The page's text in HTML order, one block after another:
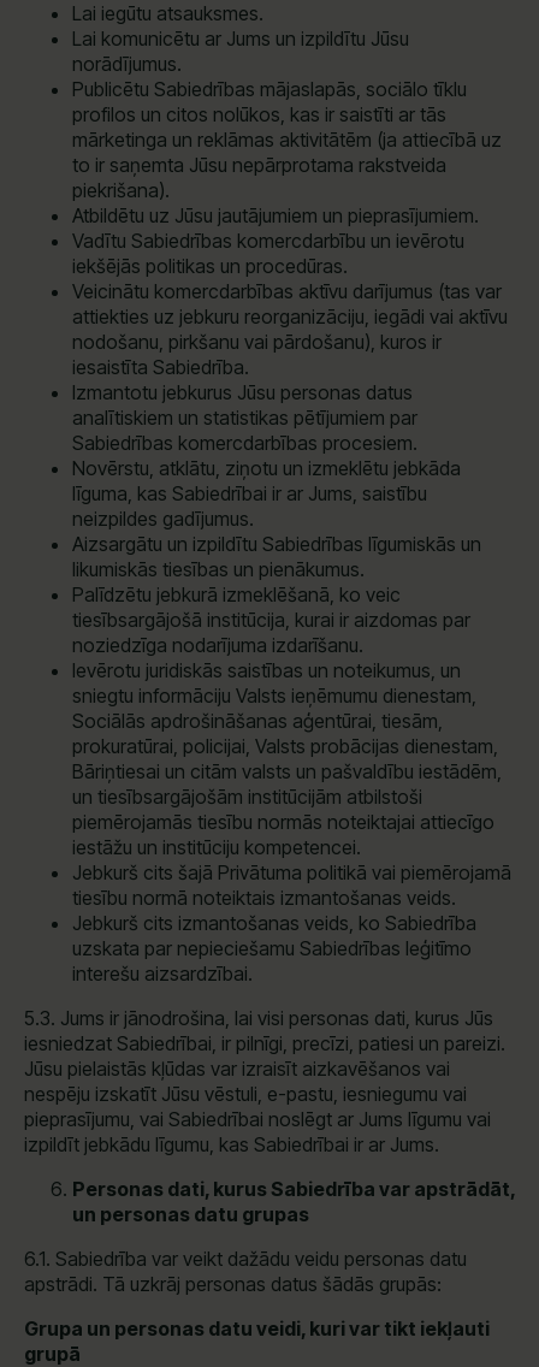
Lai iegūtu atsauksmes.
Lai komunicētu ar Jums un izpildītu Jūsu
norādījumus.
Publicētu Sabiedrības mājaslapās, sociālo tīklu
profilos un citos nolūkos, kas ir saistīti ar tās
mārketinga un reklāmas aktivitātēm (ja attiecībā uz
to ir saņemta Jūsu nepārprotama rakstveida
piekrišana).
Atbildētu uz Jūsu jautājumiem un pieprasījumiem.
Vadītu Sabiedrības komercdarbību un ievērotu
iekšējās politikas un procedūras.
Veicinātu komercdarbības aktīvu darījumus (tas var
attiekties uz jebkuru reorganizāciju, iegādi vai aktīvu
nodošanu, pirkšanu vai pārdošanu), kuros ir
iesaistīta Sabiedrība.
Izmantotu jebkurus Jūsu personas datus
analītiskiem un statistikas pētījumiem par
Sabiedrības komercdarbības procesiem.
Novērstu, atklātu, ziņotu un izmeklētu jebkāda
līguma, kas Sabiedrībai ir ar Jums, saistību
neizpildes gadījumus.
Aizsargātu un izpildītu Sabiedrības līgumiskās un
likumiskās tiesības un pienākumus.
Palīdzētu jebkurā izmeklēšanā, ko veic
tiesībsargājošā institūcija, kurai ir aizdomas par
noziedzīga nodarījuma izdarīšanu.
Ievērotu juridiskās saistības un noteikumus, un
sniegtu informāciju Valsts ieņēmumu dienestam,
Sociālās apdrošināšanas aģentūrai, tiesām,
prokuratūrai, policijai, Valsts probācijas dienestam,
Bāriņtiesai un citām valsts un pašvaldību iestādēm,
un tiesībsargājošām institūcijām atbilstoši
piemērojamās tiesību normās noteiktajai attiecīgo
iestāžu un institūciju kompetencei.
Jebkurš cits šajā Privātuma politikā vai piemērojamā
tiesību normā noteiktais izmantošanas veids.
Jebkurš cits izmantošanas veids, ko Sabiedrība
uzskata par nepieciešamu Sabiedrības leģitīmo
interešu aizsardzībai.
5.3. Jums ir jānodrošina, lai visi personas dati, kurus Jūs
iesniedzat Sabiedrībai, ir pilnīgi, precīzi, patiesi un pareizi.
Jūsu pielaistās kļūdas var izraisīt aizkavēšanos vai
nespēju izskatīt Jūsu vēstuli, e-pastu, iesniegumu vai
pieprasījumu, vai Sabiedrībai noslēgt ar Jums līgumu vai
izpildīt jebkādu līgumu, kas Sabiedrībai ir ar Jums.
Personas dati, kurus Sabiedrība var apstrādāt,
un personas datu grupas
6.1. Sabiedrība var veikt dažādu veidu personas datu
apstrādi. Tā uzkrāj personas datus šādās grupās:
Grupa un personas datu veidi, kuri var tikt iekļauti
grupā